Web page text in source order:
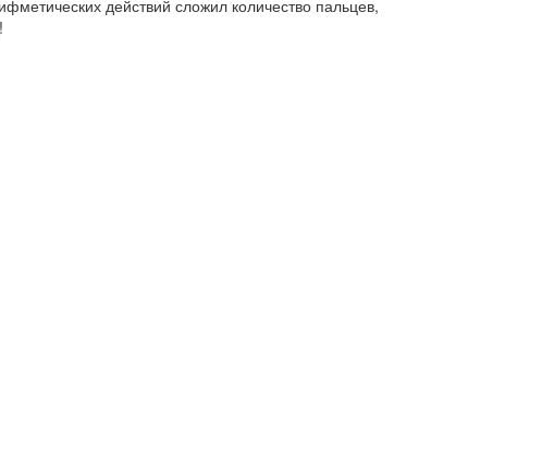
действий сложил количество пальцев,